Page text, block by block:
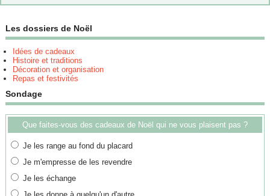
Les dossiers de Noël
Idées de cadeaux
Histoire et traditions
Décoration et organisation
Repas et festivités
Sondage
Que faites-vous des cadeaux de Noël qui ne vous plaisent pas ?
Je les range au fond du placard
Je m'empresse de les revendre
Je les échange